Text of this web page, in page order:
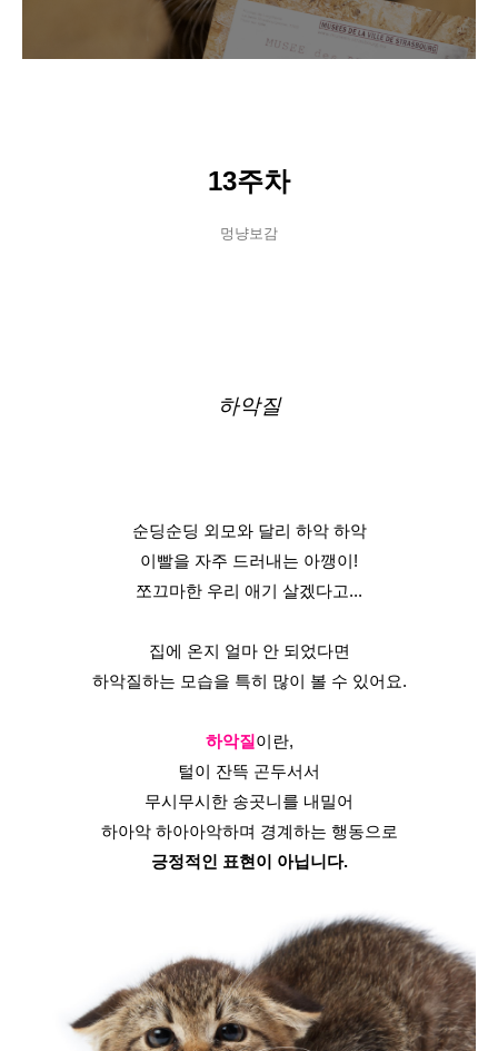
13주차
멍냥보감
하악질
순딩순딩 외모와 달리 하악 하악
이빨을 자주 드러내는 아깽이!
쪼끄마한 우리 애기 살겠다고...
집에 온지 얼마 안 되었다면
하악질하는 모습을 특히 많이 볼 수 있어요.
하악질이란,
털이 잔뜩 곤두서서
무시무시한 송곳니를 내밀어
하아악 하아아악하며 경계하는 행동으로
긍정적인 표현이 아닙니다.